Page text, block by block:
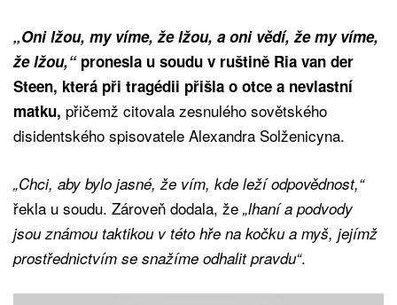
„Oni lžou, my víme, že lžou, a oni vědí, že my víme,
že lžou,“pronesla u soudu v ruštině Ria van der
Steen, která při tragédii přišla o otce a nevlastní
matku, přičemž citovala zesnulého sovětského
disidentského spisovatele Alexandra Solženicyna.
„Chci, aby bylo jasné, že vím, kde leží odpovědnost,“
řekla u soudu. Zároveň dodala, že „lhaní a podvody
jsou známou taktikou v této hře na kočku a myš, jejímž
prostřednictvím se snažíme odhalit pravdu“.